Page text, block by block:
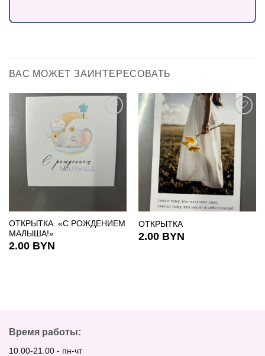
ВАС МОЖЕТ ЗАИНТЕРЕСОВАТЬ
ОТКРЫТКА. «С РОЖДЕНИЕМ
МАЛЫША!»
2.00 BYN
ОТКРЫТКА
2.00 BYN
Время работы:
10.00-21.00 - пн-чт